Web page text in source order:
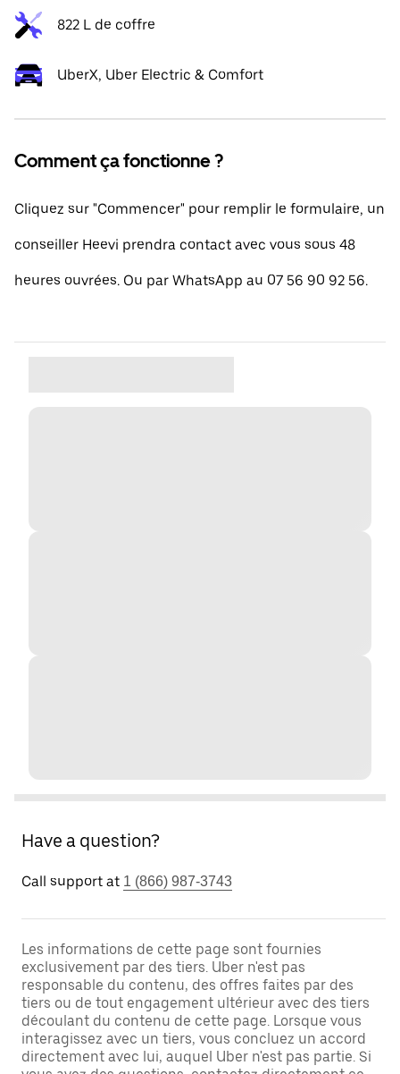
822 L de coffre
UberX, Uber Electric & Comfort
Comment ça fonctionne ?
Cliquez sur "Commencer" pour remplir le formulaire, un
conseiller Heevi prendra contact avec vous sous 48
heures ouvrées. Ou par WhatsApp au 07 56 90 92 56.
Have a question?
Call support at 1 (866) 987-3743
Les informations de cette page sont fournies
exclusivement par des tiers. Uber n'est pas
responsable du contenu, des offres faites par des
tiers ou de tout engagement ultérieur avec des tiers
découlant du contenu de cette page. Lorsque vous
interagissez avec un tiers, vous concluez un accord
directement avec lui, auquel Uber n'est pas partie. Si